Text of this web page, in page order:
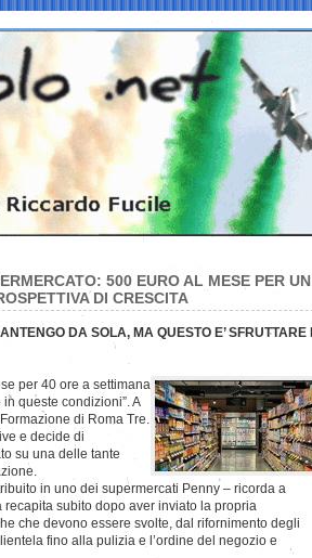
500 EURO AL MESE PER UN
DI CRESCITA
DA SOLA, MA QUESTO E’ SFRUTTARE I
per 40 ore a settimana
queste condizioni”. A
di Roma Tre.
e decide di
su una delle tante
in uno dei supermercati Penny – ricorda a
recapita subito dopo aver inviato la propria
che devono essere svolte, dal rifornimento degli
fino alla pulizia e l’ordine del negozio e